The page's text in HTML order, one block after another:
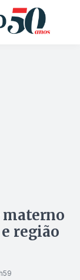
materno
região